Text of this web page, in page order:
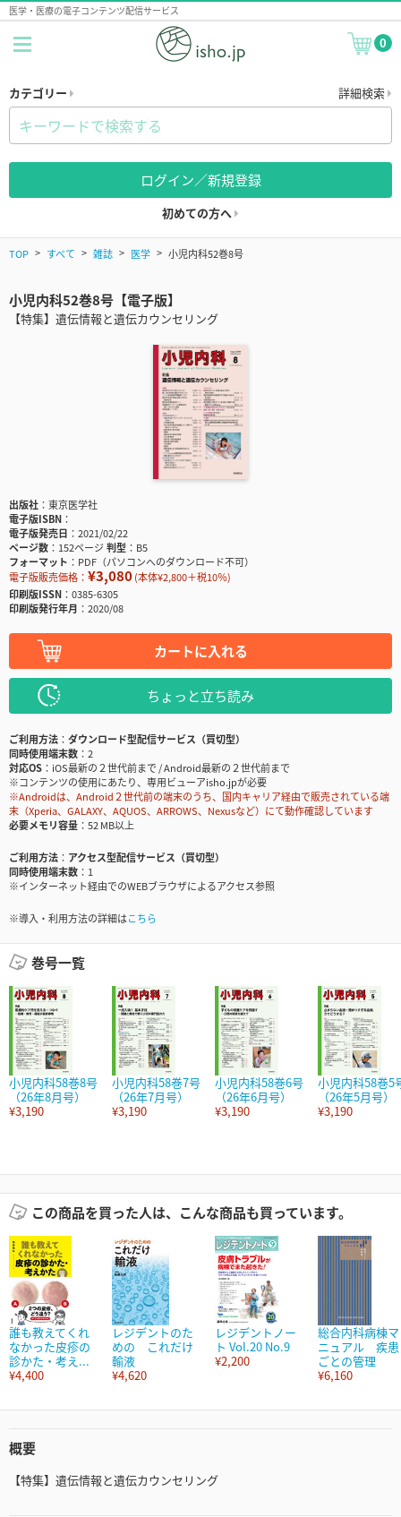
医学・医療の電子コンテンツ配信サービス
0
カテゴリー 詳細検索
ログイン／新規登録
初めての方へ
TOP すべて 雑誌 医学 小児内科52巻8号
小児内科52巻8号【電子版】
【特集】遺伝情報と遺伝カウンセリング
出版社
東京医学社
電子版ISBN
電子版発売日
2021/02/22
ページ数
152ページ判型
B5
フォーマット
PDF（パソコンへのダウンロード不可）
電子版販売価格： ¥3,080(本体¥2,800＋税10％)
印刷版ISSN
0385-6305
印刷版発行年月
2020/08
カートに入れる
ちょっと立ち読み
ご利用方法
ダウンロード型配信サービス（買切型）
同時使用端末数
2
対応OS
iOS最新の２世代前まで / Android最新の２世代前まで
※コンテンツの使用にあたり、専用ビューアisho.jpが必要
※Androidは、Android２世代前の端末のうち、国内キャリア経由で販売されている端
末（Xperia、GALAXY、AQUOS、ARROWS、Nexusなど）にて動作確認しています
必要メモリ容量
52 MB以上
ご利用方法
アクセス型配信サービス（買切型）
同時使用端末数
1
※インターネット経由でのWEBブラウザによるアクセス参照
※導入・利用方法の詳細はこちら
巻号一覧
小児内科58巻8号
（26年8月号）
¥3,190
小児内科58巻7号
（26年7月号）
¥3,190
小児内科58巻6号
（26年6月号）
¥3,190
小児内科58巻5
（26年5月号）
¥3,190
この商品を買った人は、こんな商品も買っています。
誰も教えてくれ
なかった皮疹の
診かた・考え...
¥4,400
レジデントのた
めの これだけ
輸液
¥4,620
レジデントノー
ト Vol.20 No.9
¥2,200
総合内科病棟マ
ニュアル 疾患
ごとの管理
¥6,160
概要
【特集】遺伝情報と遺伝カウンセリング